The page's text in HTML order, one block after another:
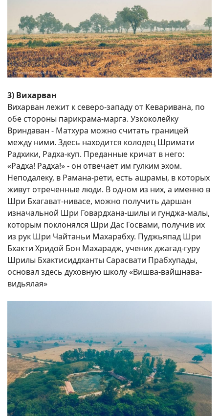
3) Вихарван
Вихарван лежит к северо-западу от Кеваривана, по
обе стороны парикрама-марга. Узкоколейку
Вриндаван - Матхура можно считать границей
между ними. Здесь находится колодец Шримати
Радхики, Радха-куп. Преданные кричат в него:
«Радха! Радха!» - он отвечает им гулким эхом.
Неподалеку, в Рамана-рети, есть ашрамы, в которых
живут отреченные люди. В одном из них, а именно в
Шри Бхагават-нивасе, можно получить даршан
изначальной Шри Говардхана-шилы и гунджа-малы,
которым поклонялся Шри Дас Госвами, получив их
из рук Шри Чайтаньи Махарабху. Пуджьяпад Шри
Бхакти Хридой Бон Махарадж, ученик джагад-гуру
Шрилы Бхактисиддханты Сарасвати Прабхупады,
основал здесь духовную школу «Вишва-вайшнава-
видьялая»